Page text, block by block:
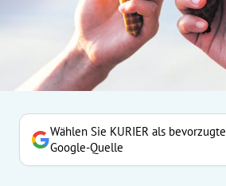
Untermenü
Untermenü
Untermenü
Untermenü
Untermenü
Wählen Sie KURIER als bevorzugte
Google-Quelle